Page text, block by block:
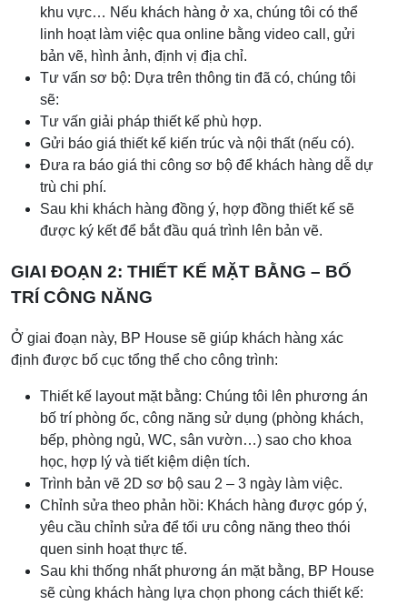
khu vực… Nếu khách hàng ở xa, chúng tôi có thể
linh hoạt làm việc qua online bằng video call, gửi
bản vẽ, hình ảnh, định vị địa chỉ.
Tư vấn sơ bộ: Dựa trên thông tin đã có, chúng tôi
sẽ:
Tư vấn giải pháp thiết kế phù hợp.
Gửi báo giá thiết kế kiến trúc và nội thất (nếu có).
Đưa ra báo giá thi công sơ bộ để khách hàng dễ dự
trù chi phí.
Sau khi khách hàng đồng ý, hợp đồng thiết kế sẽ
được ký kết để bắt đầu quá trình lên bản vẽ.
GIAI ĐOẠN 2: THIẾT KẾ MẶT BẰNG – BỐ
TRÍ CÔNG NĂNG
Ở giai đoạn này, BP House sẽ giúp khách hàng xác
định được bố cục tổng thể cho công trình:
Thiết kế layout mặt bằng: Chúng tôi lên phương án
bố trí phòng ốc, công năng sử dụng (phòng khách,
bếp, phòng ngủ, WC, sân vườn…) sao cho khoa
học, hợp lý và tiết kiệm diện tích.
Trình bản vẽ 2D sơ bộ sau 2 – 3 ngày làm việc.
Chỉnh sửa theo phản hồi: Khách hàng được góp ý,
yêu cầu chỉnh sửa để tối ưu công năng theo thói
quen sinh hoạt thực tế.
Sau khi thống nhất phương án mặt bằng, BP House
sẽ cùng khách hàng lựa chọn phong cách thiết kế: